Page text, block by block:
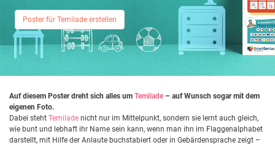
Poster für Temilade erstellen
Auf diesem Poster dreht sich alles um Temilade– auf Wunsch sogar mit dem
eigenen Foto.
Dabei steht Temilade nicht nur im Mittelpunkt, sondern sie lernt auch gleich,
wie bunt und lebhaft ihr Name sein kann, wenn man ihn im Flaggenalphabet
darstellt, mit Hilfe der Anlaute buchstabiert oder in Gebärdensprache zeigt –